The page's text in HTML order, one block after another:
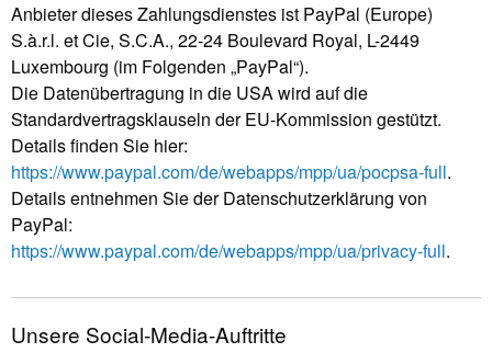
Anbieter dieses Zahlungsdienstes ist PayPal (Europe)
S.à.r.l. et Cie, S.C.A., 22-24 Boulevard Royal, L-2449
Luxembourg (im Folgenden „PayPal“).
Die Datenübertragung in die USA wird auf die
Standardvertragsklauseln der EU-Kommission gestützt.
Details finden Sie hier:
https://www.paypal.com/de/webapps/mpp/ua/pocpsa-full.
Details entnehmen Sie der Datenschutzerklärung von
PayPal:
https://www.paypal.com/de/webapps/mpp/ua/privacy-full.
Unsere Social-Media-Auftritte